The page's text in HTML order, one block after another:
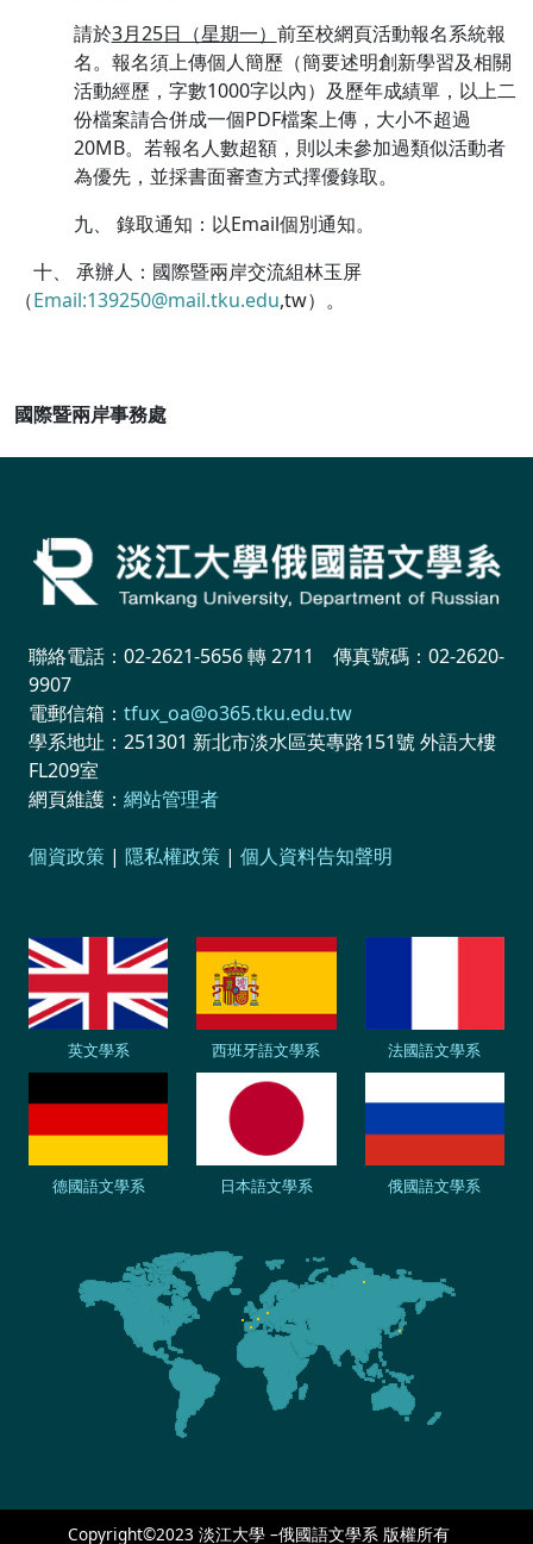
請於3月25日（星期一） 前至校網頁活動報名系統報
名。報名須上傳個人簡歷（簡要述明創新學習及相關
活動經歷，字數1000字以內）及歷年成績單，以上二
份檔案請合併成一個PDF檔案上傳，大小不超過
20MB。若報名人數超額，則以未參加過類似活動者
為優先，並採書面審查方式擇優錄取。
九、 錄取通知：以Email個別通知。
十、 承辦人：國際暨兩岸交流組林玉屏
（Email:139250@mail.tku.edu,tw）。
國際暨兩岸事務處
聯絡電話：02-2621-5656 轉 2711 傳真號碼：02-2620-
9907
電郵信箱： tfux_oa@o365.tku.edu.tw
學系地址：251301 新北市淡水區英專路151號 外語大樓
FL209室
網頁維護： 網站管理者
個資政策 | 隱私權政策 | 個人資料告知聲明
英文學系 西班牙語文學系 法國語文學系
德國語文學系 日本語文學系 俄國語文學系
Copyright©2023 淡江大學 –俄國語文學系 版權所有